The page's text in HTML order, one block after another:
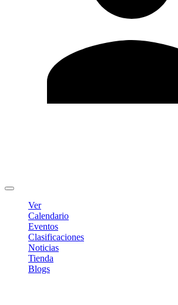
Ver
Calendario
Eventos
Clasificaciones
Noticias
Tienda
Blogs